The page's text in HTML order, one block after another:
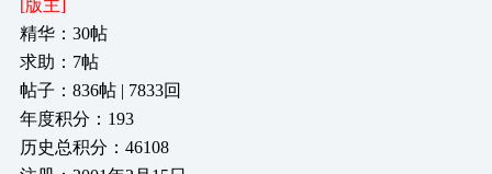
[版主]
精华：30帖
求助：7帖
帖子：836帖 | 7833回
年度积分：193
历史总积分：46108